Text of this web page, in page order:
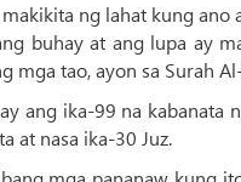
ng lahat kung ano
buhay at ang lupa ay
mga tao, ayon sa Surah
ang ika-99 na kabanata
at nasa ika-30 Juz.